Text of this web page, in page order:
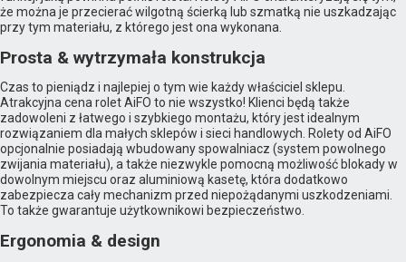
że można je przecierać wilgotną ścierką lub szmatką nie uszkadzając
przy tym materiału, z którego jest ona wykonana.
Prosta & wytrzymała konstrukcja
Czas to pieniądz i najlepiej o tym wie każdy właściciel sklepu.
Atrakcyjna cena rolet AiFO to nie wszystko! Klienci będą także
zadowoleni z łatwego i szybkiego montażu, który jest idealnym
rozwiązaniem dla małych sklepów i sieci handlowych. Rolety od AiFO
opcjonalnie posiadają wbudowany spowalniacz (system powolnego
zwijania materiału), a także niezwykle pomocną możliwość blokady w
dowolnym miejscu oraz aluminiową kasetę, która dodatkowo
zabezpiecza cały mechanizm przed niepożądanymi uszkodzeniami.
To także gwarantuje użytkownikowi bezpieczeństwo.
Ergonomia & design